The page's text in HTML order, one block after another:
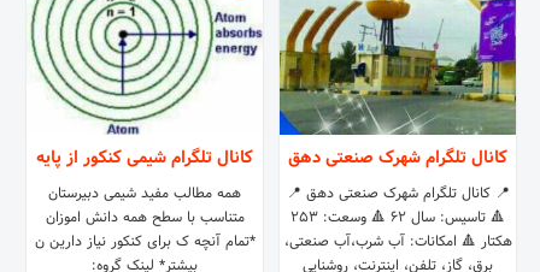
کانال تلگرام شهرک صنعتی دهق
📍 کانال تلگرام شهرک صنعتی دهق 📍
🔺 تاسیس: سال 62 🔺 وسعت: ۲۵۳
هکتار 🔺 امکانات: آب شرب،آب صنعتی،
برق، گاز، تلفن، اینترنت، روشنایی
کانال تلگرام شیمی کنکور از پایه
همه مطالب مفید شیمی دبیرستان
متناسب با سطح همه دانش اموزان
*تمام آنچه ک برای کنکور نیاز دارین ن
بیشتر* لینک گروه: